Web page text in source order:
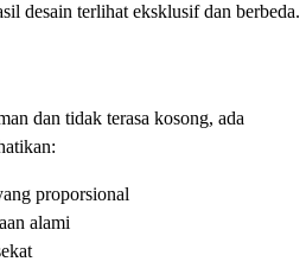
desain terlihat eksklusif dan berbeda.
dan tidak terasa kosong, ada
proporsional
alami